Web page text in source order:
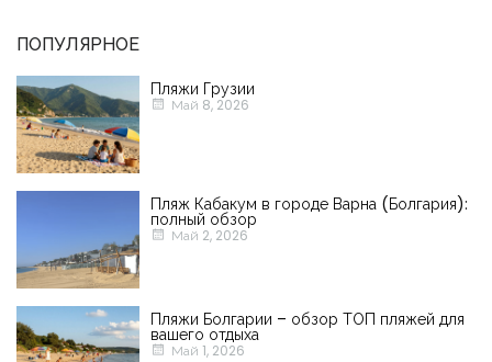
ПОПУЛЯРНОЕ
Пляжи Грузии
Май 8, 2026
Пляж Кабакум в городе Варна (Болгария):
полный обзор
Май 2, 2026
Пляжи Болгарии – обзор ТОП пляжей для
вашего отдыха
Май 1, 2026